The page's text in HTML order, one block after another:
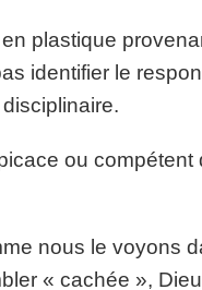
plastique
identifier le
ou compétent
nous le voyons
« cachée »,